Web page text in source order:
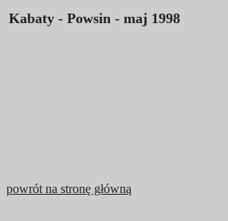
Kabaty - Powsin - maj 1998
powrót na stronę główną